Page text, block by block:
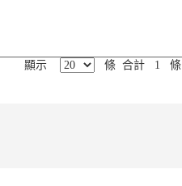
顯示 條 合計 1 條